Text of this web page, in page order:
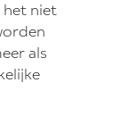
het niet
als